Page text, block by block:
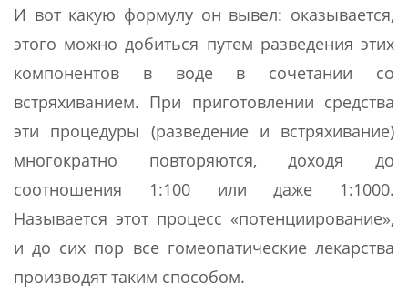
И вот какую формулу он вывел: оказывается,
этого можно добиться путем разведения этих
компонентов в воде в сочетании со
встряхиванием. При приготовлении средства
эти процедуры (разведение и встряхивание)
многократно повторяются, доходя до
соотношения 1:100 или даже 1:1000.
Называется этот процесс «потенциирование»,
и до сих пор все гомеопатические лекарства
производят таким способом.